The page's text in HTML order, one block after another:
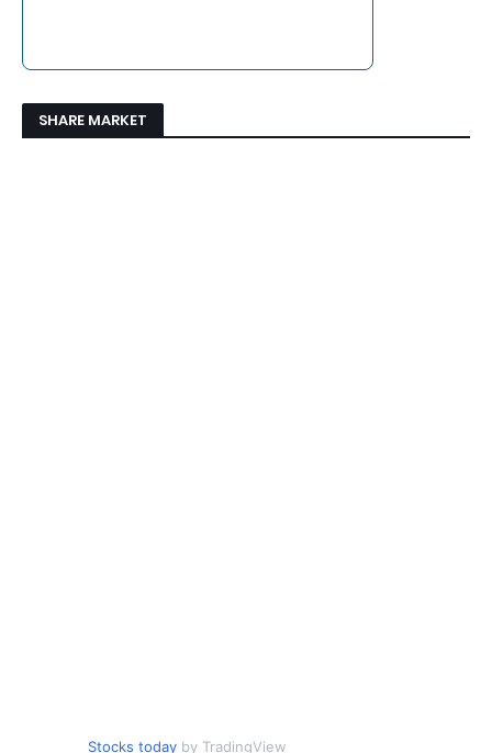
SHARE MARKET
Stocks todayby TradingView